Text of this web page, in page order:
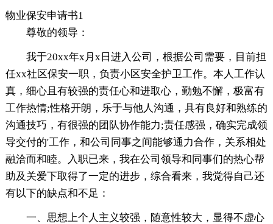
物业保安申请书1
尊敬的领导：
我于20xx年x月x日进入公司，根据公司需要，目前担
任xx社区保安一职，负责小区安全护卫工作。本人工作认
真，细心且有较强的责任心和进取心，勤勉不懈，极富有
工作热情;性格开朗，乐于与他人沟通，具有良好和熟练的
沟通技巧，有很强的团队协作能力;责任感强，确实完成领
导交付的'工作，和公司同事之间能够通力合作，关系相处
融洽而和睦。入职已来，我在公司领导和同事们的热心帮
助及关爱下取得了一定的进步，综合看来，我觉得自己还
有以下的缺点和不足：
一、思想上个人主义较强，随意性较大，显得不虚心